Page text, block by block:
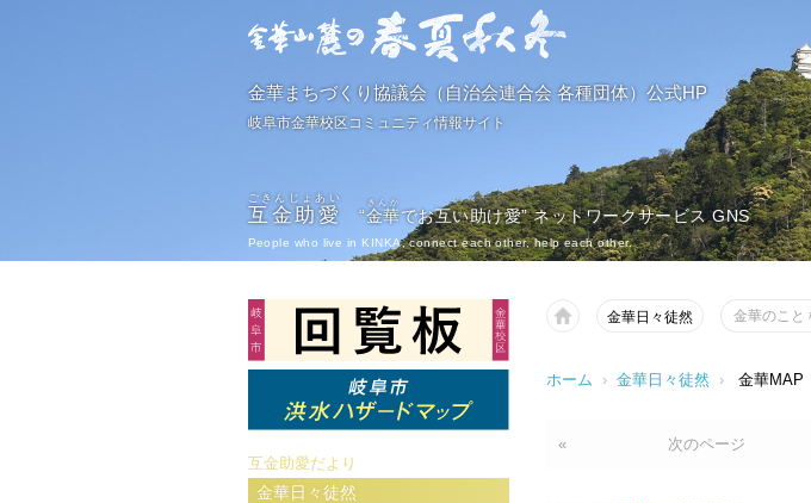
金華まちづくり協議会（自治会連合会 各種団体）公式HP
岐阜市金華校区コミュニティ情報サイト
互金助愛
ごきんじょあい
“金華
きんか
でお互い助け愛” ネットワークサービス GNS
People who live in KINKA, connect each other, help each other.
金華日々徒然
ホーム › 金華日々徒然 › 金華MAP
次のページ
«
互金助愛だより
金華日々徒然